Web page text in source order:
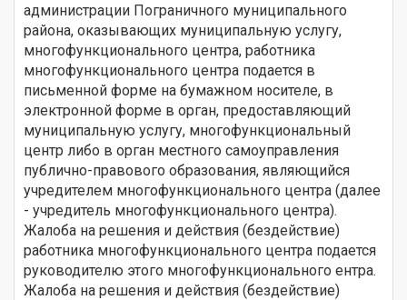
администрации Пограничного муниципального
района, оказывающих муниципальную услугу,
многофункционального центра, работника
многофункционального центра подается в
письменной форме на бумажном носителе, в
электронной форме в орган, предоставляющий
муниципальную услугу, многофункциональный
центр либо в орган местного самоуправления
публично-правового образования, являющийся
учредителем многофункционального центра (далее
- учредитель многофункционального центра).
Жалоба на решения и действия (бездействие)
работника многофункционального центра подается
руководителю этого многофункционального ентра.
Жалоба на решения и действия (бездействие)